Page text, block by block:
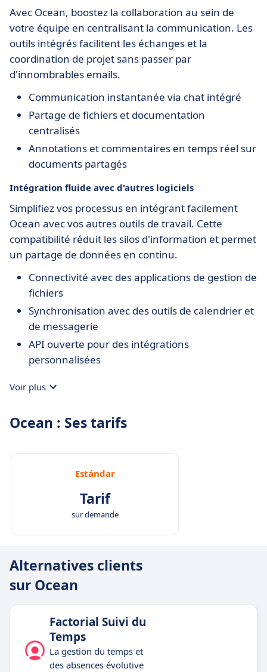
Avec Ocean, boostez la collaboration au sein de
votre équipe en centralisant la communication. Les
outils intégrés facilitent les échanges et la
coordination de projet sans passer par
d'innombrables emails.
Communication instantanée via chat intégré
Partage de fichiers et documentation
centralisés
Annotations et commentaires en temps réel sur
documents partagés
Intégration fluide avec d'autres logiciels
Simplifiez vos processus en intégrant facilement
Ocean avec vos autres outils de travail. Cette
compatibilité réduit les silos d'information et permet
un partage de données en continu.
Connectivité avec des applications de gestion de
fichiers
Synchronisation avec des outils de calendrier et
de messagerie
API ouverte pour des intégrations
personnalisées
Voir plus
Ocean : Ses tarifs
Estándar
Tarif
sur demande
Alternatives clients
sur Ocean
Factorial Suivi du
Temps
La gestion du temps et
des absences évolutive